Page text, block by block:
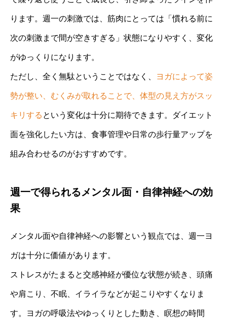
ります。週一の刺激では、筋肉にとっては「慣れる前に
次の刺激まで間が空きすぎる」状態になりやすく、変化
がゆっくりになります。
ただし、全く無駄ということではなく、 ヨガによって姿
勢が整い、むくみが取れることで、体型の見え方がスッ
キリする という変化は十分に期待できます。ダイエット
面を強化したい方は、食事管理や日常の歩行量アップを
組み合わせるのがおすすめです。
週一で得られるメンタル面・自律神経への効
果
メンタル面や自律神経への影響という観点では、週一ヨ
ガは十分に価値があります。
ストレスがたまると交感神経が優位な状態が続き、頭痛
や肩こり、不眠、イライラなどが起こりやすくなりま
す。ヨガの呼吸法やゆっくりとした動き、瞑想の時間